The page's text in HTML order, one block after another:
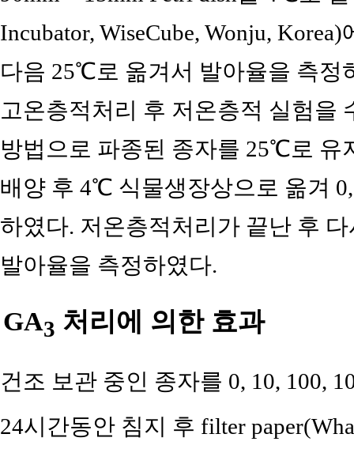
Incubator, WiseCube, Wonju,
다음 25℃로 옮겨서 발아율을 측정
고온층적처리 후 저온층적 실험을
방법으로 파종된 종자를 25℃로 유
배양 후 4℃ 식물생장상으로 옮겨
하였다. 저온층적처리가 끝난 후
발아율을 측정하였다.
GA3 처리에 의한 효과
건조 보관 중인 종자를 0, 10, 100,
24시간동안 침지 후 filter